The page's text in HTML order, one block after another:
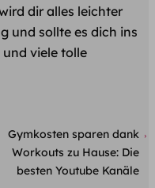
dir alles leichter
und sollte es dich ins
viele tolle
Gymkosten sparen dank
Workouts zu Hause: Die
besten Youtube Kanäle